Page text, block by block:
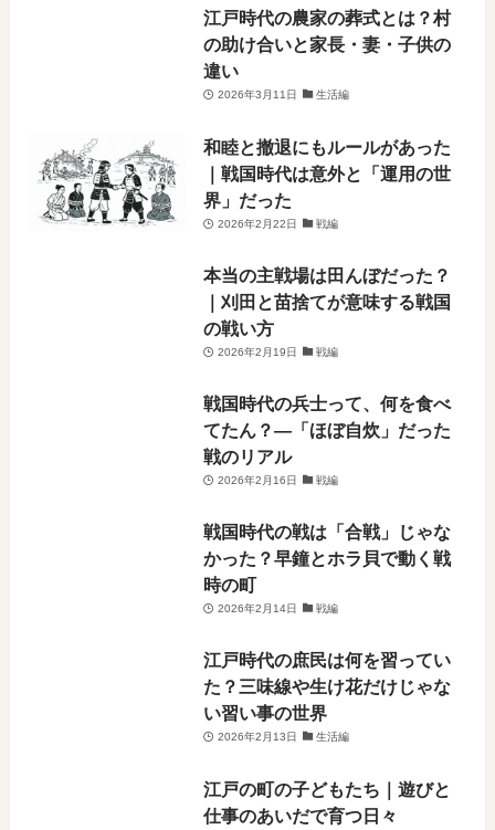
江戸時代の農家の葬式とは？村
の助け合いと家長・妻・子供の
違い
2026年3月11日 生活編
和睦と撤退にもルールがあった
｜戦国時代は意外と「運用の世
界」だった
2026年2月22日 戦編
本当の主戦場は田んぼだった？
｜刈田と苗捨てが意味する戦国
の戦い方
2026年2月19日 戦編
戦国時代の兵士って、何を食べ
てたん？―「ほぼ自炊」だった
戦のリアル
2026年2月16日 戦編
戦国時代の戦は「合戦」じゃな
かった？早鐘とホラ貝で動く戦
時の町
2026年2月14日 戦編
江戸時代の庶民は何を習ってい
た？三味線や生け花だけじゃな
い習い事の世界
2026年2月13日 生活編
江戸の町の子どもたち｜遊びと
仕事のあいだで育つ日々